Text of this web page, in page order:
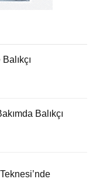
Balıkçı